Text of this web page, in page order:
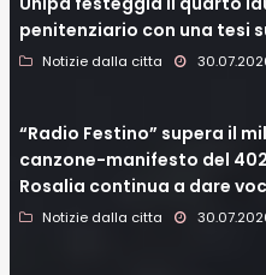
penitenziario con una tesi
Notizie dalla citta
“Radio Festino” supera il
canzone-manifesto del
Rosalia continua a dare
Notizie dalla citta